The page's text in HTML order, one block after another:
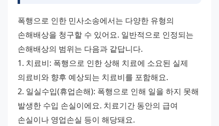
폭행으로 인한 민사소송에서는 다양한 유형의
손해배상을 청구할 수 있어요. 일반적으로 인정되는
손해배상의 범위는 다음과 같답니다.
1. 치료비: 폭행으로 인한 상해 치료에 소요된 실제
의료비와 향후 예상되는 치료비를 포함해요.
2. 일실수입(휴업손해): 폭행으로 인해 일을 하지 못해
발생한 수입 손실이에요. 치료기간 동안의 급여
손실이나 영업손실 등이 해당돼요.